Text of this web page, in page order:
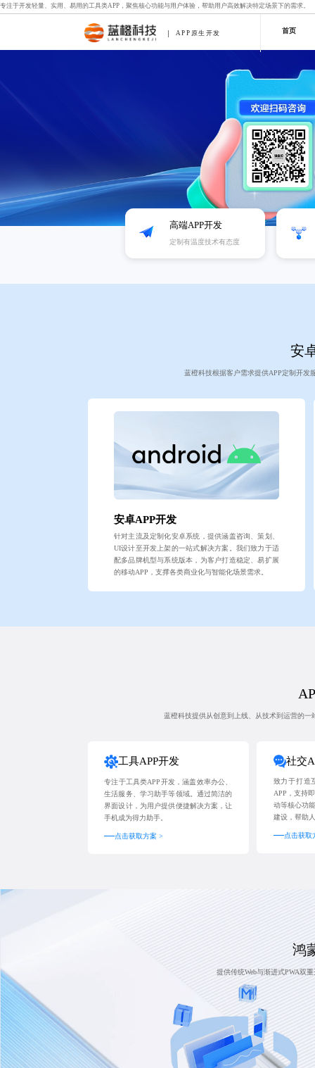
专注于开发轻量、实用、易用的工具类APP，聚焦核心功能与用户体验，帮助用户高效解决特定场景下的需求。
APP原生开发 首页
高端APP开发
定制有温度技术有态度
安
蓝橙科技根据客户需求提供APP定制开发
安卓APP开发
针对主流及定制化安卓系统，提供涵盖咨询、策划、
UI设计至开发上架的一站式解决方案。我们致力于适
配多品牌机型与系统版本，为客户打造稳定、易扩展
的移动APP，支撑各类商业化与智能化场景需求。
蓝橙科技提供从创意到上线、从技术到运营的
工具APP开发
专注于工具类APP开发，涵盖效率办公、
生活服务、学习助手等领域。通过简洁的
界面设计，为用户提供便捷解决方案，让
手机成为得力助手。
点击获取方案 >
社交
致力于打造
APP，支持
动等核心功
建设，帮助
点击获取
鸿
提供传统Web与渐进式PWA双